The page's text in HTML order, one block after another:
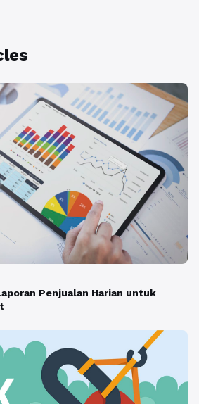
Penjualan Harian untuk